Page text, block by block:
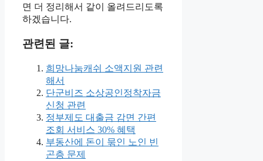
면 더 정리해서 같이 올려드리도록
하겠습니다.
관련된 글:
희망나눔캐쉬 소액지원 관련
해서
단군비즈 소상공인정착자금
신청 관련
정부제도 대출금 감면 간편
조회 서비스 30% 혜택
부동산에 돈이 묶인 노인 빈
곤층 문제